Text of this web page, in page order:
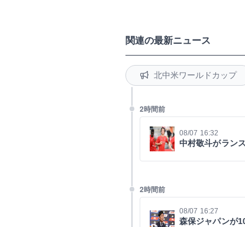
関連の最新ニュース
北中米ワールドカップ
2時間前
08/07 16:32
中村敬斗がラン
2時間前
08/07 16:27
森保ジャパンが